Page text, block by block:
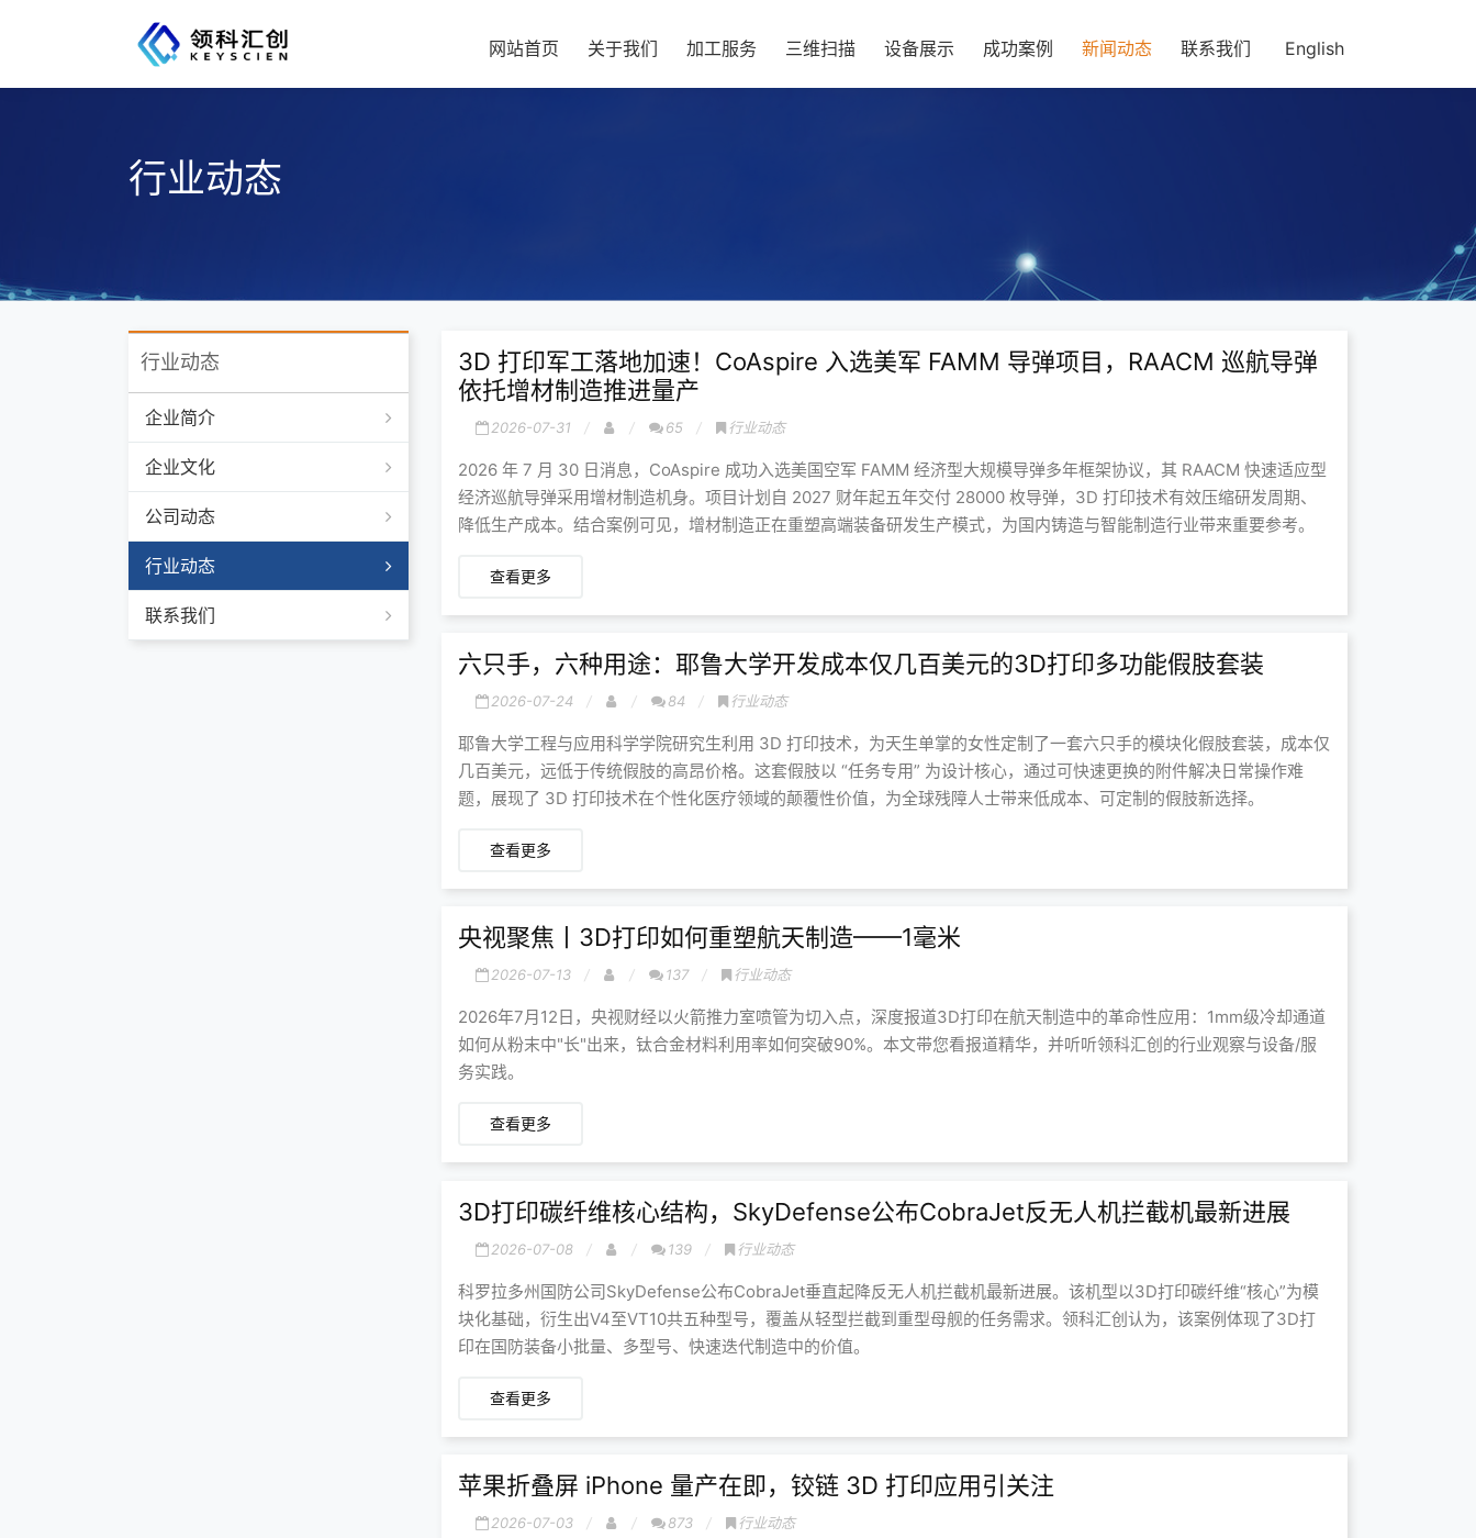
网站首页 关于我们 加工服务 三维扫描 设备展示 成功案例 新闻动态 联系我们 English
行业动态
行业动态
企业简介
企业文化
公司动态
行业动态
联系我们
3D 打印军工落地加速！CoAspire 入选美军 FAMM 导弹项目，RAACM 巡航导弹
依托增材制造推进量产
2026-07-31 65 行业动态
2026 年 7 月 30 日消息，CoAspire 成功入选美国空军 FAMM 经济型大规模导弹多年框架协议，其 RAACM 快速适应型
经济巡航导弹采用增材制造机身。项目计划自 2027 财年起五年交付 28000 枚导弹，3D 打印技术有效压缩研发周期、
降低生产成本。结合案例可见，增材制造正在重塑高端装备研发生产模式，为国内铸造与智能制造行业带来重要参考。
查看更多
六只手，六种用途：耶鲁大学开发成本仅几百美元的3D打印多功能假肢套装
2026-07-24 84 行业动态
耶鲁大学工程与应用科学学院研究生利用 3D 打印技术，为天生单掌的女性定制了一套六只手的模块化假肢套装，成本仅
几百美元，远低于传统假肢的高昂价格。这套假肢以 “任务专用” 为设计核心，通过可快速更换的附件解决日常操作难
题，展现了 3D 打印技术在个性化医疗领域的颠覆性价值，为全球残障人士带来低成本、可定制的假肢新选择。
查看更多
央视聚焦丨3D打印如何重塑航天制造——1毫米
2026-07-13 137 行业动态
2026年7月12日，央视财经以火箭推力室喷管为切入点，深度报道3D打印在航天制造中的革命性应用：1mm级冷却通道
如何从粉末中"长"出来，钛合金材料利用率如何突破90%。本文带您看报道精华，并听听领科汇创的行业观察与设备/服
务实践。
查看更多
3D打印碳纤维核心结构，SkyDefense公布CobraJet反无人机拦截机最新进展
2026-07-08 139 行业动态
科罗拉多州国防公司SkyDefense公布CobraJet垂直起降反无人机拦截机最新进展。该机型以3D打印碳纤维“核心”为模
块化基础，衍生出V4至VT10共五种型号，覆盖从轻型拦截到重型母舰的任务需求。领科汇创认为，该案例体现了3D打
印在国防装备小批量、多型号、快速迭代制造中的价值。
查看更多
苹果折叠屏 iPhone 量产在即，铰链 3D 打印应用引关注
2026-07-03 873 行业动态